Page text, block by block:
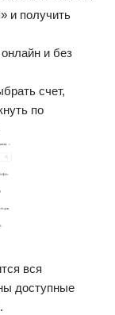
и получить
счет,
по
вся
доступные